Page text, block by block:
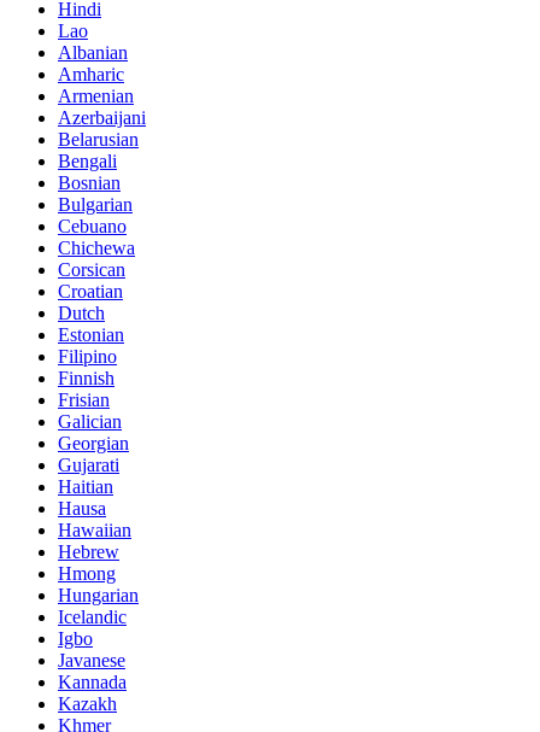
Hindi
Lao
Albanian
Amharic
Armenian
Azerbaijani
Belarusian
Bengali
Bosnian
Bulgarian
Cebuano
Chichewa
Corsican
Croatian
Dutch
Estonian
Filipino
Finnish
Frisian
Galician
Georgian
Gujarati
Haitian
Hausa
Hawaiian
Hebrew
Hmong
Hungarian
Icelandic
Igbo
Javanese
Kannada
Kazakh
Khmer